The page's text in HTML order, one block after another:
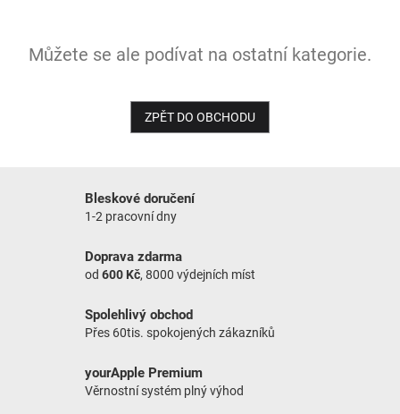
Můžete se ale podívat na ostatní kategorie.
ZPĚT DO OBCHODU
Bleskové doručení
1-2 pracovní dny
Doprava zdarma
od 600 Kč, 8000 výdejních míst
Spolehlivý obchod
Přes 60tis. spokojených zákazníků
yourApple Premium
Věrnostní systém plný výhod